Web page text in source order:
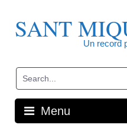
contentSANT
Un record
Menu